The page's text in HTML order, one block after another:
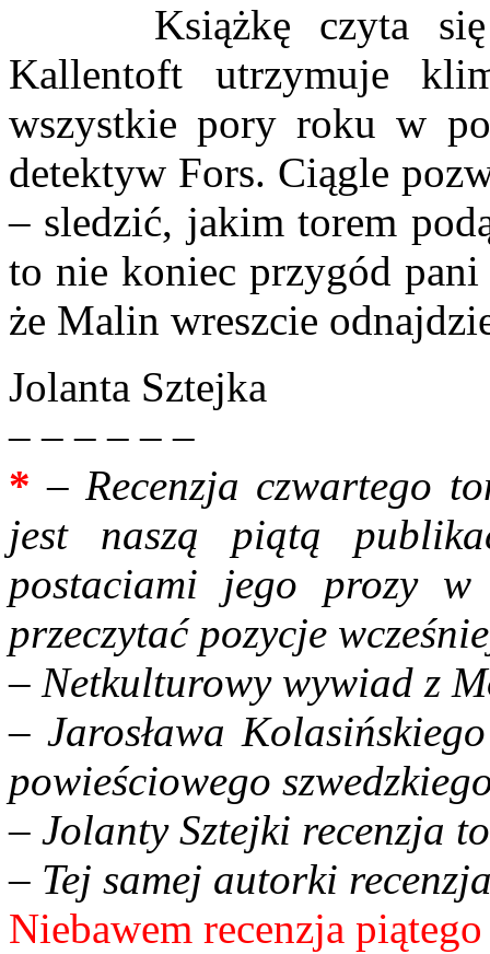
Książkę czyta się
Kallentoft utrzymuje
wszystkie pory roku w
detektyw Fors. Ciągle
– sledzić, jakim torem
to nie koniec przygód pani
że Malin wreszcie
Jolanta Sztejka
– – – – – –
* – Recenzja czwartego
jest naszą piątą
postaciami jego prozy w
przeczytać pozycje
– Netkulturowy wywiad z
– Jarosława
powieściowego
– Jolanty Sztejki recenzja
– Tej samej autorki
Niebawem recenzja